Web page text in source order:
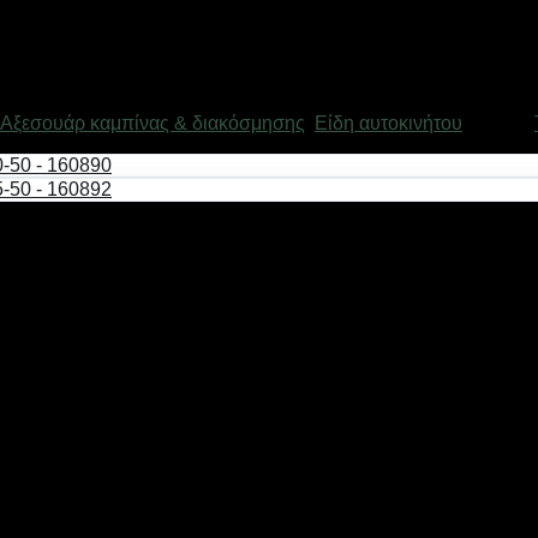
Αξεσουάρ καμπίνας & διακόσμησης Είδη αυτοκινήτου